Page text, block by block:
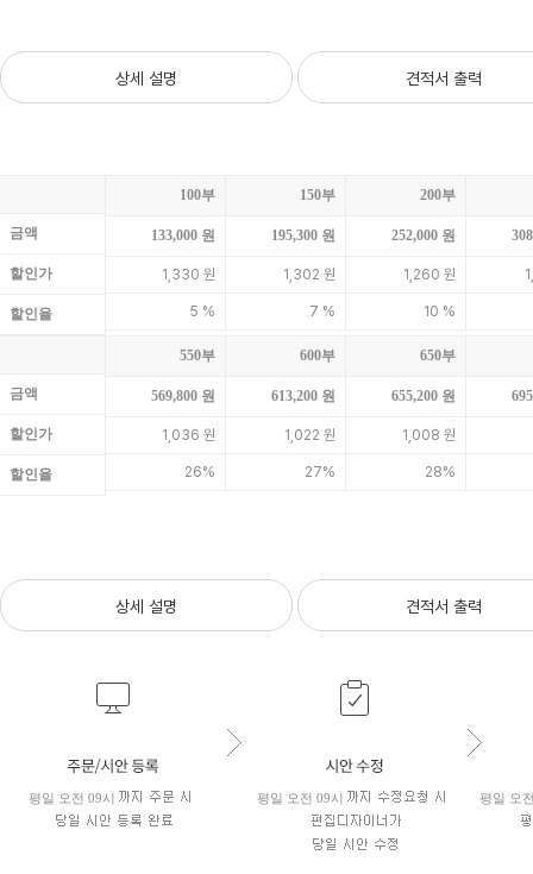
상세 설명 견적서 출력
금액
할인가
할인율
100부
133,000 원
1,330 원
5 %
150부
195,300 원
1,302 원
7 %
200부
252,000 원
1,260 원
10 %
금액
할인가
할인율
550부
569,800 원
1,036 원
26%
600부
613,200 원
1,022 원
27%
650부
655,200 원
1,008 원
28%
상세 설명 견적서 출력
평일 오전 09시 평일 오전 09시 평일 오